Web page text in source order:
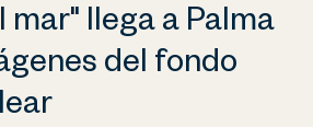
mar" llega a Palma
del fondo